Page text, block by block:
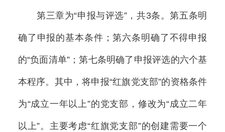
第三章为“申报与评选”，共3条。第五条明
确了申报的基本条件；第六条明确了不得申报
的“负面清单”；第七条明确了申报评选的六个基
本程序。其中，将申报“红旗党支部”的资格条件
为“成立一年以上”的党支部，修改为“成立二年
以上”。主要考虑“红旗党支部”的创建需要一个